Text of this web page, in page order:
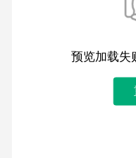
预览加载失